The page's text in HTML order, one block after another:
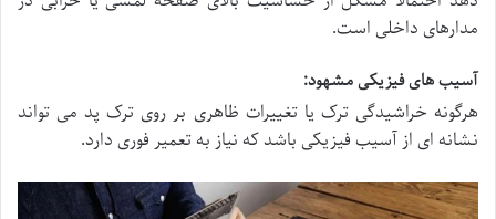
مدارهای داخلی است.
آسیب های فیزیکی مشهود:
هرگونه خراشیدگی ترک یا تغییرات ظاهری بر روی ترک پد می تواند
نشانه ای از آسیب فیزیکی باشد که نیاز به تعمیر فوری دارد.